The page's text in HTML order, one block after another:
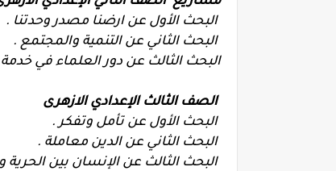
البحث الأول عن ارضنا مصدر وحدتنا .
البحث الثاني عن التنمية والمجتمع .
البحث الثالث عن دور العلماء في
الصف الثالث الإعدادي الازهرى
البحث الأول عن تأمل وتفكر .
البحث الثاني عن الدين معاملة .
البحث الثالث عن الإنسان بين الحرية